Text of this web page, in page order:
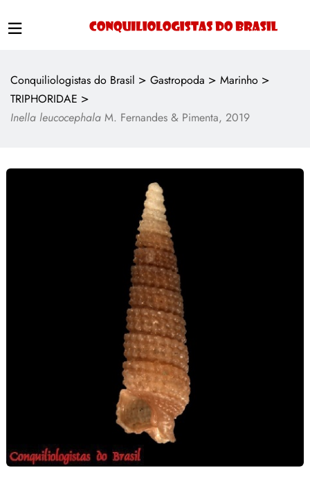
Conquiliologistas do Brasil > Gastropoda > Marinho >
TRIPHORIDAE >
Inella leucocephala M. Fernandes & Pimenta, 2019